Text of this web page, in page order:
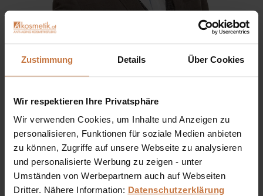
Zustimmung Details Über Cookies
Wir respektieren Ihre Privatsphäre
Wir verwenden Cookies, um Inhalte und Anzeigen zu
personalisieren, Funktionen für soziale Medien anbieten
zu können, Zugriffe auf unsere Webseite zu analysieren
und personalisierte Werbung zu zeigen - unter
Umständen von Werbepartnern auch auf Webseiten
Dritter. Nähere Information: Datenschutzerklärung
Sie haben eine Frage? Sie wünschen sich eine
Produktberatung oder wollen nur wissen, wie man das
+43 (0)699 17 310 310
Dennis Grischek, Inhaber Kosmetikstudio in Graz & kosmetik.at